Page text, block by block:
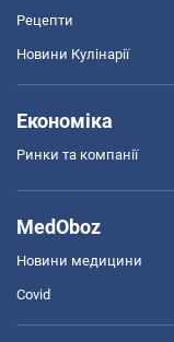
Рецепти
Новини Кулінарії
Економіка
Ринки та компанії
MedOboz
Новини медицини
Covid